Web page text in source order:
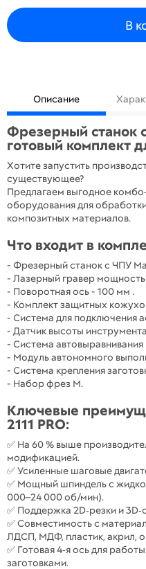
В
Описание
Фрезерный станок
готовый комплект
Хотите запустить
существующее?
Предлагаем выгодное
оборудования для
композитных материалов.
Что входит в
- Фрезерный станок с ЧПУ
- Лазерный гравер
- Поворотная ось - 100 мм .
- Комплект защитных
- Система для подключения
- Датчик высоты
- Система автовыравнивания
- Модуль автономного
- Система крепления
- Набор фрез M.
Ключевые
2111 PRO:
✅ На 60 % выше
модификацией.
✅ Усиленные шаговые
✅ Мощный шпиндель с
000–24 000 об/мин).
✅ Поддержка 2D‑резки и
✅ Совместимость с
ЛДСП, МДФ, пластик, акрил,
✅ Готовая 4‑я ось для
заготовками.